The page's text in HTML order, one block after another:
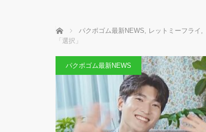
ホーム パクボゴム最新NEWS, レットミーフライ ,
「選択」
パクボゴム最新NEWS